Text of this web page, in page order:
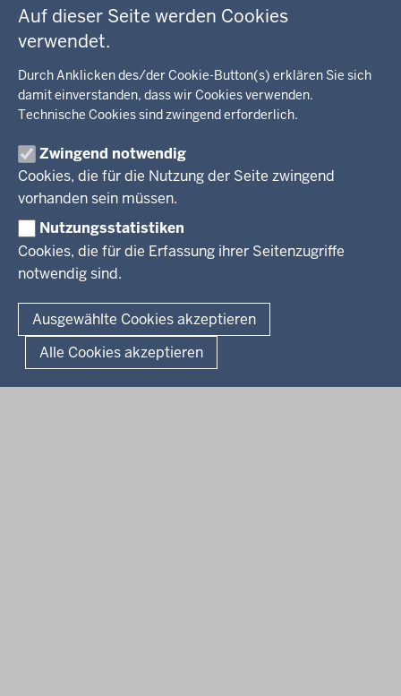
Auf dieser Seite werden Cookies
verwendet.
Durch Anklicken des/der Cookie-Button(s) erklären Sie sich
damit einverstanden, dass wir Cookies verwenden.
Technische Cookies sind zwingend erforderlich.
Zwingend notwendig
Cookies, die für die Nutzung der Seite zwingend
vorhanden sein müssen.
Nutzungsstatistiken
Cookies, die für die Erfassung ihrer Seitenzugriffe
notwendig sind.
Ausgewählte Cookies akzeptieren
Alle Cookies akzeptieren
Kommunalaufsicht, Planung, Verkehr
Energie, Bergbau
Recht, Ordnung
Integration, Migration
Behördenleitung
Regierungsbezirk
KARRIERE
Stellenausschreibungen
Pressestelle
Social Media
BEKANNTMACHUNGEN
Amtsblatt
© 2026 Bezirksregierung Arnsberg
Fußzeile
Impressum Datenschutz Barrierefreiheit
Kurzlink zu dieser Seite